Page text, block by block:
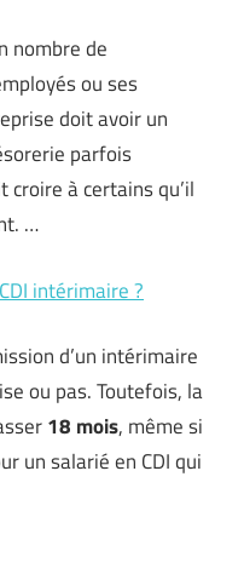
nombre de
ou ses
doit avoir un
parfois
à certains qu’il
…
intérimaire ?
d’un intérimaire
ou pas. Toutefois, la
18 mois, même si
un salarié en CDI qui